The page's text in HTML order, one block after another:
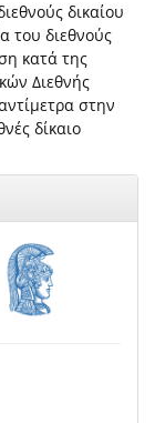
δικαίου
του διεθνούς
κατά της
Διεθνής
στην
δίκαιο